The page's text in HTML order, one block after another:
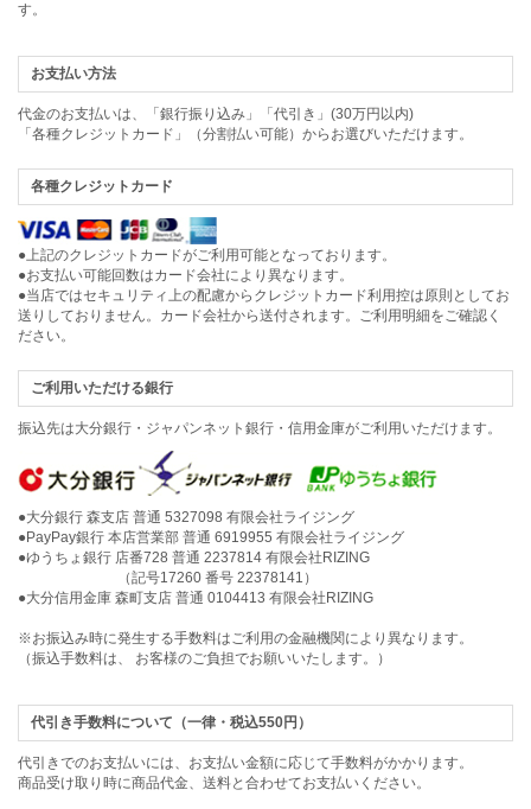
す。
お支払い方法
代金のお支払いは、「銀行振り込み」「代引き」(30万円以内)
「各種クレジットカード」（分割払い可能）からお選びいただけます。
各種クレジットカード
●上記のクレジットカードがご利用可能となっております。
●お支払い可能回数はカード会社により異なります。
●当店ではセキュリティ上の配慮からクレジットカード利用控は原則としてお
送りしておりません。カード会社から送付されます。ご利用明細をご確認く
ださい。
ご利用いただける銀行
振込先は大分銀行・ジャパンネット銀行・信用金庫がご利用いただけます。
●大分銀行 森支店 普通 5327098 有限会社ライジング
●PayPay銀行 本店営業部 普通 6919955 有限会社ライジング
●ゆうちょ銀行 店番728 普通 2237814 有限会社RIZING
（記号17260 番号 22378141）
●大分信用金庫 森町支店 普通 0104413 有限会社RIZING
※お振込み時に発生する手数料はご利用の金融機関により異なります。
（振込手数料は、 お客様のご負担でお願いいたします。）
代引き手数料について（一律・税込550円）
代引きでのお支払いには、お支払い金額に応じて手数料がかかります。
商品受け取り時に商品代金、送料と合わせてお支払いください。